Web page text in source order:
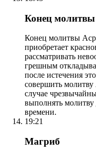
Конец
Конец молитвы Аср
приобретает
рассматривать
грешным
после истечения
совершить
случае
выполнять молитву
времени.
19:21
Магриб